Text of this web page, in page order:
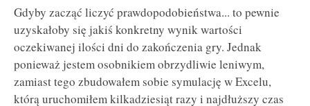
Gdyby zacząć liczyć prawdopodobieństwa... to pewnie
uzyskałoby się jakiś konkretny wynik wartości
oczekiwanej ilości dni do zakończenia gry. Jednak
ponieważ jestem osobnikiem obrzydliwie leniwym,
zamiast tego zbudowałem sobie symulację w Excelu,
którą uruchomiłem kilkadziesiąt razy i najdłuższy czas